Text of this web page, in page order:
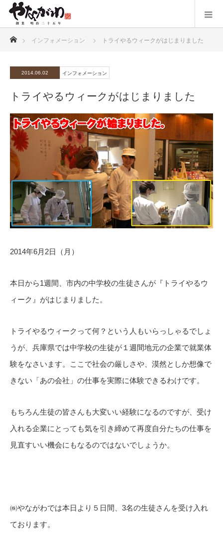
インフォメーション トライやるウィークがはじまりました
2014.06.02 インフォメーション
トライやるウィークがはじまりました
2014年6月2日（月）
本日から1週間、市内の中学校の生徒さんが『トライやるウ
ィーク』がはじまりました。
トライやるウィークって何？という人もいらっしゃるでしょ
うが、兵庫県では中学校の生徒が１週間地元の企業で就業体
験をなさいます。ここで社会の厳しさや、漠然としか想像で
きない「あの会社」の仕事を実際に体験できるわけです。
もちろん生徒の皆さんも大変いい経験になるのですが、受け
入れる企業にとっても気を引き締めて再度自分たちの仕事を
見直すいい機会にもなるのではないでしょうか。
㈱やながわでは本日より５日間、3名の生徒さんを受け入れ
ております。